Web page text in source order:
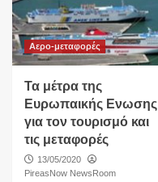
Αερο-μεταφορές
Τα μέτρα της
Ευρωπαικής Ενωσης
για τον τουρισμό και
τις μεταφορές
13/05/2020
PireasNow NewsRoom